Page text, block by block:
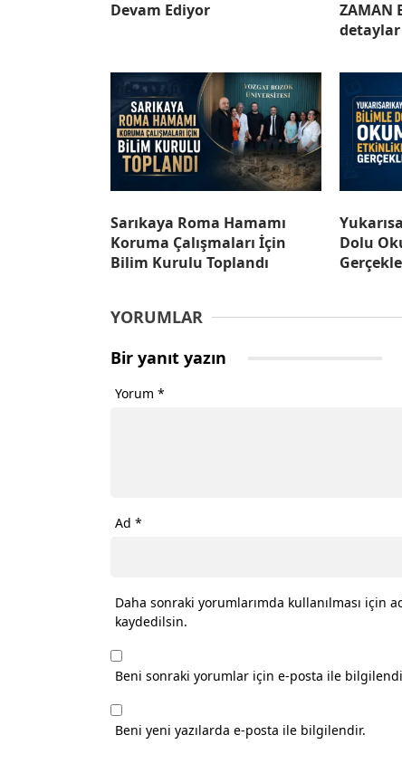
Devam Ediyor
ZAMAN
detaylar
Sarıkaya Roma Hamamı
Koruma Çalışmaları İçin
Bilim Kurulu Toplandı
Dolu
YORUMLAR
Bir yanıt yazın
Yorum *
Ad *
Daha sonraki yorumlarımda kullanılması için
kaydedilsin.
Beni sonraki yorumlar için e-posta ile
Beni yeni yazılarda e-posta ile bilgilendir.